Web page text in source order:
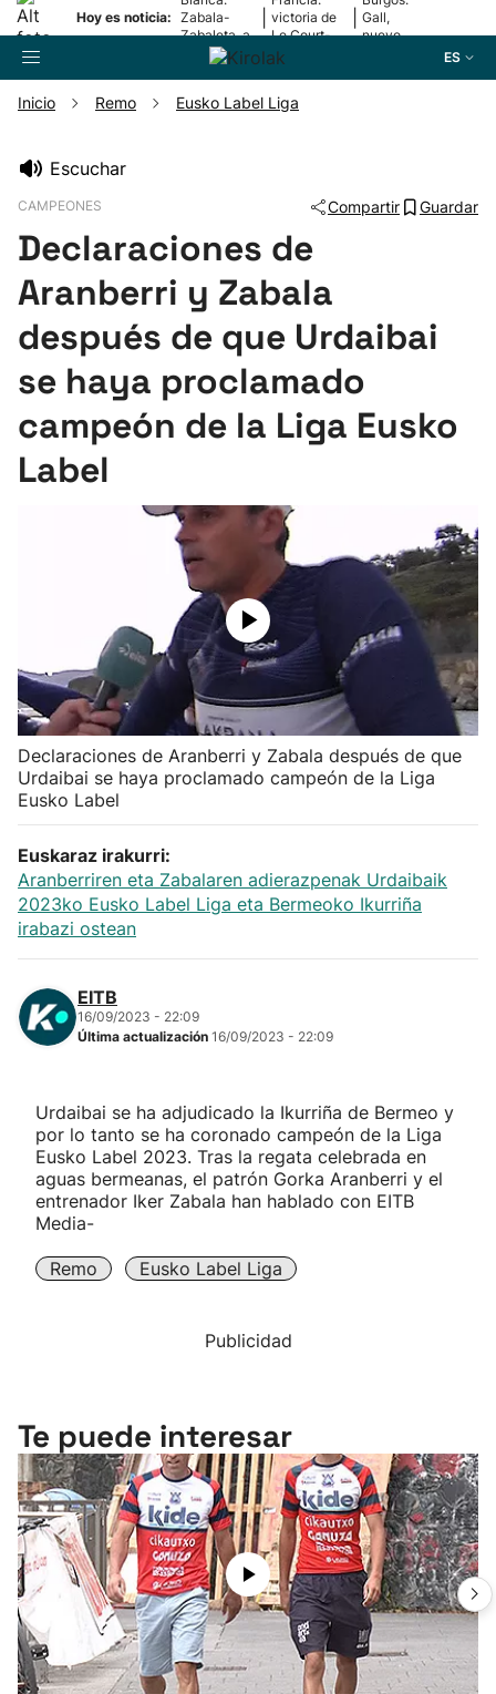
Hoy es noticia: Zabala-
Zabaleta, a
la final
victoria de
Le Court-
Pienaar
Gall,
nuevo
ES
Pelota
Remo
Baloncesto
Ciclismo
Kirolak 360
Atletismo
Carreras de montaña
"Helmuga"
Inicio Remo Eusko Label Liga
Escuchar
CAMPEONES Compartir Guardar
Declaraciones de
Aranberri y Zabala
después de que Urdaibai
se haya proclamado
campeón de la Liga Eusko
Label
Declaraciones de Aranberri y Zabala después de que
Urdaibai se haya proclamado campeón de la Liga
Eusko Label
Euskaraz irakurri:
Aranberriren eta Zabalaren adierazpenak Urdaibaik
2023ko Eusko Label Liga eta Bermeoko Ikurriña
irabazi ostean
EITB
16/09/2023 - 22:09
Última actualización 16/09/2023 - 22:09
Urdaibai se ha adjudicado la Ikurriña de Bermeo y
por lo tanto se ha coronado campeón de la Liga
Eusko Label 2023. Tras la regata celebrada en
aguas bermeanas, el patrón Gorka Aranberri y el
entrenador Iker Zabala han hablado con EITB
Media-
Remo Eusko Label Liga
Publicidad
Te puede interesar